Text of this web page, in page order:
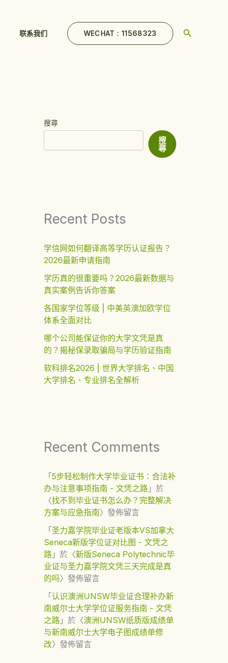
联系我们 WECHAT : 11568323 Search
搜尋
搜
尋
Recent Posts
学信网如何翻译高等学历认证报告？
2026最新申请指南
学历真的很重要吗？2026最新数据与
真实案例告诉你答案
各国家学位等级 | 中美英澳加欧学位
体系全面对比
哪个公司能保证你的大学文凭是真
的？揭秘保录取骗局与学历验证指南
软科排名2026 | 世界大学排名、中国
大学排名、专业排名全解析
Recent Comments
「5步轻松制作大学毕业证书：合法补
办与注意事项指南 - 文凭之路 」於
〈找不到毕业证书怎么办？完整解决
方案与应急指南〉發佈留言
「圣力嘉学院毕业证老版本VS加拿大
Seneca新版学位证对比图 - 文凭之
路 」於〈新版Seneca Polytechnic毕
业证与圣力嘉学院文凭三天完成是真
的吗〉發佈留言
「认识澳洲UNSW毕业证合理补办新
南威尔士大学学位证服务指南 - 文凭
之路 」於〈澳洲UNSW纸质版成绩单
与新南威尔士大学电子图成绩单修
改〉發佈留言